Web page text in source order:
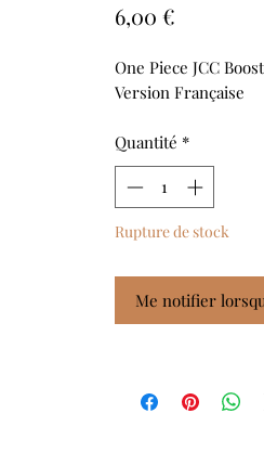
6,00 €
One Piece JCC
Version Française
Quantité *
Rupture de stock
Me notifier